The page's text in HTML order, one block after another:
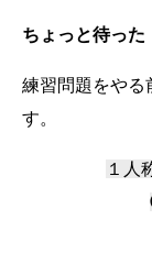
ちょっと待った
練習問題をやる
す。
１人